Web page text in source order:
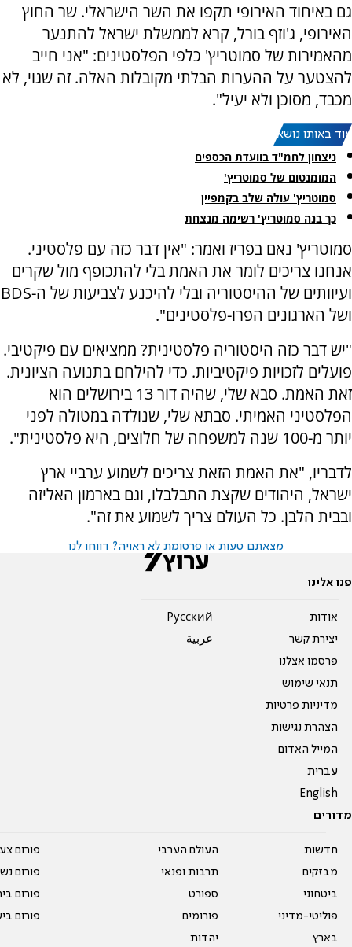
גם באיחוד האירופי תקפו את השר הישראלי. שר החוץ
האירופי, ג'וזף בורל, קרא לממשלת ישראל להתנער
מהאמירות של סמוטריץ' כלפי הפלסטינים: "אני חייב
להצטער על ההערות הבלתי מקובלות האלה. זה שגוי, לא
מכבד, מסוכן ולא יעיל".
עוד באותו נושא:
ניצחון לחמ"ד בוועדת הכספים
המומנטום של סמוטריץ'
סמוטריץ' עולה שלב בקמפיין
כך בנה סמוטריץ' רשימה מנצחת
סמוטריץ' נאם בפריז ואמר: "אין דבר כזה עם פלסטיני.
אנחנו צריכים לומר את האמת בלי להתכופף מול שקרים
ועיוותים של ההיסטוריה ובלי להיכנע לצביעות של ה-BDS
ושל הארגונים הפרו-פלסטינים".
"יש דבר כזה היסטוריה פלסטינית? ממציאים עם פיקטיבי.
פועלים לזכויות פיקטיביות. כדי להילחם בתנועה הציונית.
זאת האמת. סבא שלי, שהיה דור 13 בירושלים הוא
הפלסטיני האמיתי. סבתא שלי, שנולדה במטולה לפני
יותר מ-100 שנה למשפחה של חלוצים, היא פלסטינית".
לדבריו, "את האמת הזאת צריכים לשמוע ערביי ארץ
ישראל, היהודים שקצת התבלבלו, וגם בארמון האליזה
ובבית הלבן. כל העולם צריך לשמוע את זה".
מצאתם טעות או פרסומת לא ראויה? דווחו לנו
פנו אלינו
אודות
יצירת קשר
פרסמו אצלנו
תנאי שימוש
מדיניות פרטיות
הצהרת נגישות
המייל האדום
עברית
English
Pусский
عربية
מדורים
חדשות
מבזקים
ביטחוני
פוליטי-מדיני
בארץ
העולם הערבי
תרבות ופנאי
ספורט
פורומים
יהדות
פורום
פורום
פורום
פורום